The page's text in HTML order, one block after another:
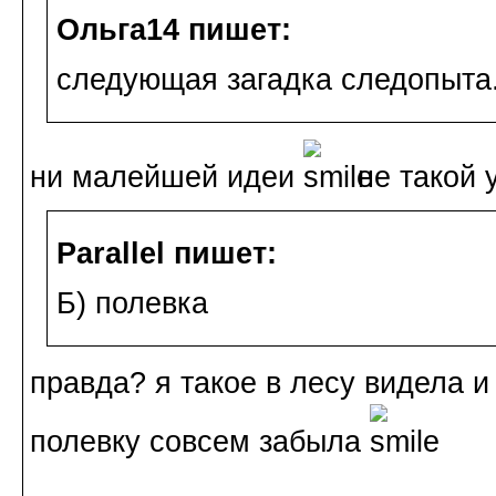
Ольга14 пишет:
следующая загадка
ни малейшей идеи не такой
Parallel пишет:
Б) полевка
правда? я такое в лесу видела
полевку совсем забыла